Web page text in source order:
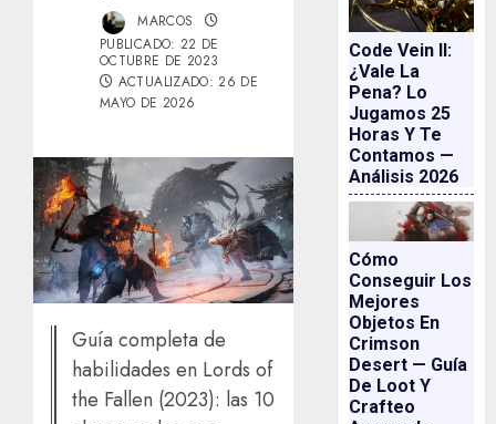
MARCOS
PUBLICADO: 22 DE
OCTUBRE DE 2023
ACTUALIZADO: 26 DE
MAYO DE 2026
Guía completa de
habilidades en Lords of
the Fallen (2023): las 10
Code Vein II:
¿vale La
Pena? Lo
Jugamos 25
Horas Y Te
Contamos —
Análisis 2026
Cómo
Conseguir Los
Mejores
Objetos En
Crimson
Desert — Guía
De Loot Y
Crafteo